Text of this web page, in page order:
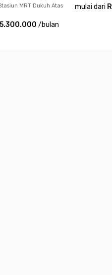
MRT Dukuh Atas
/bulan
mulai dari